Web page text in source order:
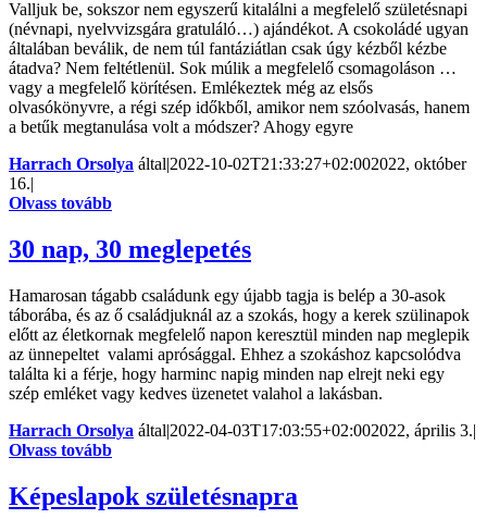
Valljuk be, sokszor nem egyszerű kitalálni a megfelelő születésnapi
(névnapi, nyelvvizsgára gratuláló…) ajándékot. A csokoládé ugyan
általában beválik, de nem túl fantáziátlan csak úgy kézből kézbe
átadva? Nem feltétlenül. Sok múlik a megfelelő csomagoláson …
vagy a megfelelő körítésen. Emlékeztek még az elsős
olvasókönyvre, a régi szép időkből, amikor nem szóolvasás, hanem
a betűk megtanulása volt a módszer? Ahogy egyre
Harrach Orsolya által|2022-10-02T21:33:27+02:002022, október
16.|
Olvass tovább
30 nap, 30 meglepetés
Hamarosan tágabb családunk egy újabb tagja is belép a 30-asok
táborába, és az ő családjuknál az a szokás, hogy a kerek szülinapok
előtt az életkornak megfelelő napon keresztül minden nap meglepik
az ünnepeltet valami aprósággal. Ehhez a szokáshoz kapcsolódva
találta ki a férje, hogy harminc napig minden nap elrejt neki egy
szép emléket vagy kedves üzenetet valahol a lakásban.
Harrach Orsolya által|2022-04-03T17:03:55+02:002022, április 3.|
Olvass tovább
Képeslapok születésnapra